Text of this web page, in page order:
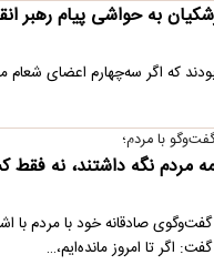
به حواشی پیام رهبر
که اگر سه‌چهارم اعضای شعام
با مردم؛
مردم نگه داشتند، نه فقط
صادقانه خود با مردم با
اگر تا امروز مانده‌ایم،…